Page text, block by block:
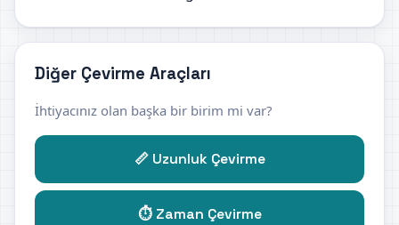
Diğer Çevirme Araçları
İhtiyacınız olan başka bir birim mi var?
📏 Uzunluk Çevirme
⏱️ Zaman Çevirme